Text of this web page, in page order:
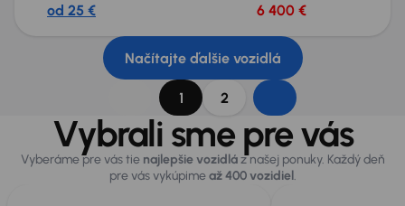
od 25 € 6 400 €
Načítajte ďalšie vozidlá
1 2
Vybrali sme pre vás
Vyberáme pre vás tie najlepšie vozidláz našej ponuky. Každý deň
pre vás vykúpimeaž 400 vozidiel.